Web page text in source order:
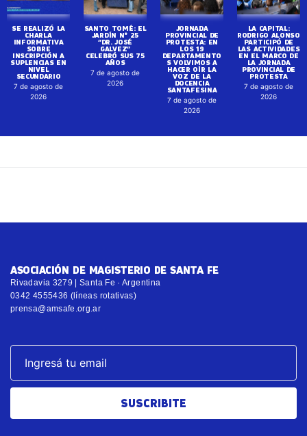
SE REALIZÓ LA
CHARLA
INFORMATIVA
SOBRE
INSCRIPCIÓN A
SUPLENCIAS EN
NIVEL
SECUNDARIO
7 de agosto de
2026
SANTO TOMÉ: EL
JARDÍN N° 25
“DR. JOSÉ
GALVEZ”
CELEBRÓ SUS 75
AÑOS
7 de agosto de
2026
JORNADA
PROVINCIAL DE
PROTESTA: EN
LOS 19
DEPARTAMENTO
S VOLVIMOS A
HACER OÍR LA
VOZ DE LA
DOCENCIA
SANTAFESINA
7 de agosto de
2026
LA CAPITAL:
RODRIGO ALONSO
PARTICIPÓ DE
LAS ACTIVIDADES
EN EL MARCO DE
LA JORNADA
PROVINCIAL DE
PROTESTA
7 de agosto de
2026
ASOCIACIÓN DE MAGISTERIO DE SANTA FE
Rivadavia 3279 | Santa Fe · Argentina
0342 4555436 (líneas rotativas)
prensa@amsafe.org.ar
SUSCRIBITE